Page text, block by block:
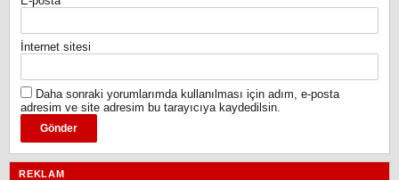
İnternet sitesi
Daha sonraki yorumlarımda kullanılması için adım, e-posta
adresim ve site adresim bu tarayıcıya kaydedilsin.
REKLAM